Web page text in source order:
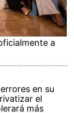
a
en su
el
más